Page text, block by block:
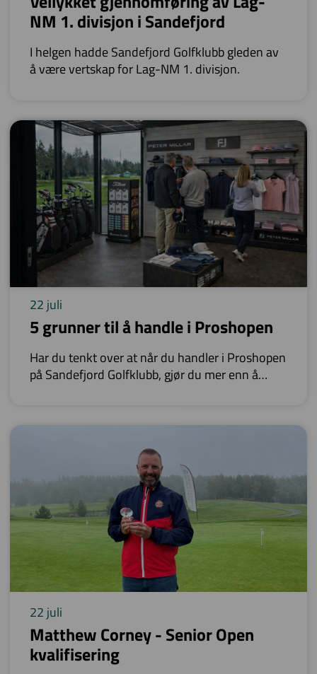
NM 1. divisjon i Sandefjord
I helgen hadde Sandefjord Golfklubb gleden av
å være vertskap for Lag-NM 1. divisjon.
22 juli
5 grunner til å handle i Proshopen
Har du tenkt over at når du handler i Proshopen
på Sandefjord Golfklubb, gjør du mer enn å
22 juli
Matthew Corney - Senior Open
kvalifisering